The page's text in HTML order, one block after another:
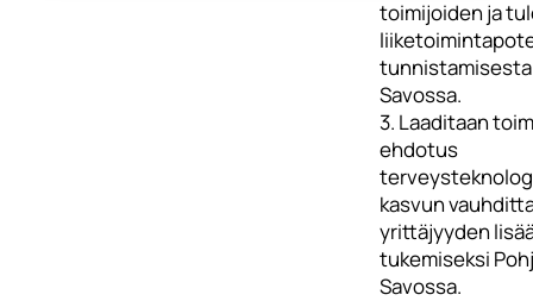
toimijoiden ja
Savossa.
3. Laaditaan
ehdotus
kasvun
yrittäjyyden
tukemiseksi
Savossa.